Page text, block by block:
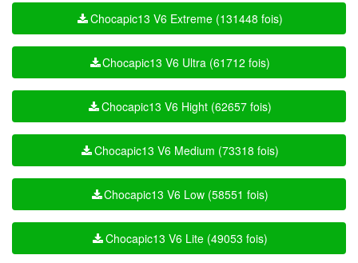
Chocapic13 V6 Extreme (131448 fois)
Chocapic13 V6 Ultra (61712 fois)
Chocapic13 V6 Hight (62657 fois)
Chocapic13 V6 Medium (73318 fois)
Chocapic13 V6 Low (58551 fois)
Chocapic13 V6 Lite (49053 fois)